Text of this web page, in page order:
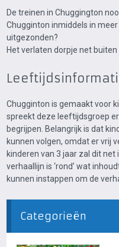
De treinen in Chuggington
Chugginton inmiddels in
uitgezonden?
Het verlaten dorpje net
Chugginton is gemaakt voor
spreekt deze leeftijdsgroep
begrijpen. Belangrijk is dat
kunnen volgen, omdat er vrij
kinderen van 3 jaar zal dit
verhaallijn is ‘rond’ wat
kunnen instappen om de
Categorieën